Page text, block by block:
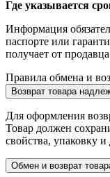
Где указывается
Информация
паспорте или
получает от
Правила обмена и
Возврат товара
Для оформления
Товар должен
свойства, упаковку
Обмен и возврат